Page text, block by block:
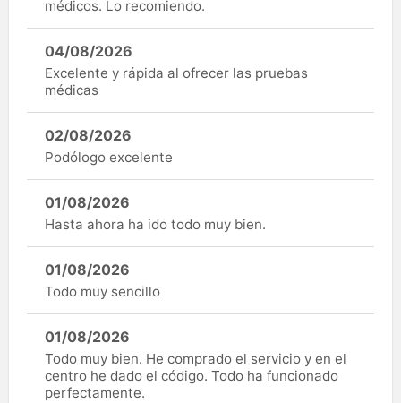
médicos. Lo recomiendo.
04/08/2026
Excelente y rápida al ofrecer las pruebas
médicas
02/08/2026
Podólogo excelente
01/08/2026
Hasta ahora ha ido todo muy bien.
01/08/2026
Todo muy sencillo
01/08/2026
Todo muy bien. He comprado el servicio y en el
centro he dado el código. Todo ha funcionado
perfectamente.